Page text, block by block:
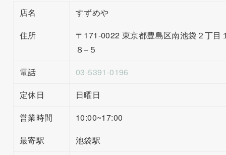
店名
すずめや
住所
〒171-0022 東京都豊島区南池袋２丁目
８−５
電話
03-5391-0196
定休日
日曜日
営業時間
10:00~17:00
最寄駅
池袋駅